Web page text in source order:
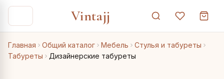
Vintajj
Главная Общий каталог Мебель
Стулья и табуреты
Табуреты
Дизайнерские табуреты